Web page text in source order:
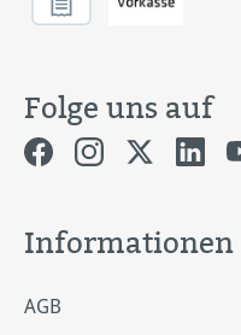
Folge uns auf
Informationen
AGB